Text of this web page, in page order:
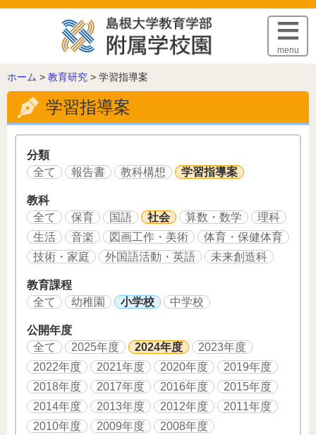
このページの本文へ
menu
こ
の
ー
ジ
ホーム > 教育研究 > 学習指導案
学習指導案
分類
全て
報告書 教科構想 学習指導案
教科
全て
保育 国語 社会 算数・数学
理科
生活
音楽 図画工作・美術
体育・保健体育
技術・家庭
外国語活動・英語 未来創造科
教育課程
全て
幼稚園 小学校 中学校
公開年度
全て
2025年度 2024年度
2023年度
2022年度
2021年度 2020年度
2019年度
2018年度
2017年度 2016年度
2015年度
2014年度
2013年度 2012年度
2011年度
2010年度
2009年度 2008年度